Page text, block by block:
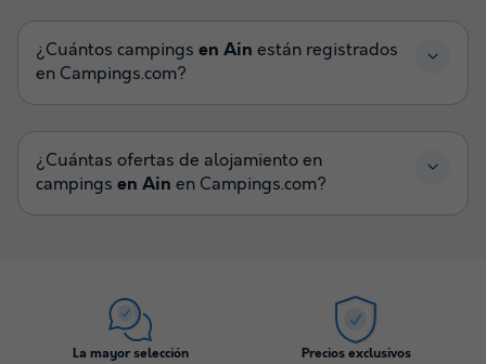
¿Cuántos campings en Ain están registrados
en Campings.com?
¿Cuántas ofertas de alojamiento en
campings en Ain en Campings.com?
La mayor selección Precios exclusivos